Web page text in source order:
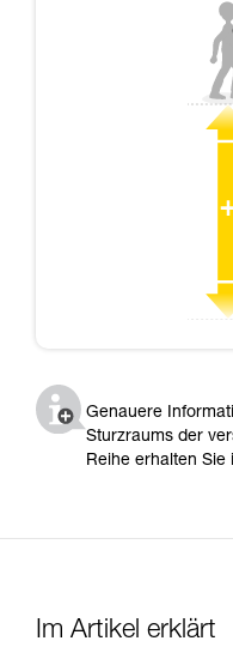
Genauere
Sturzraums der
Reihe erhalten Sie
Im Artikel erklärt